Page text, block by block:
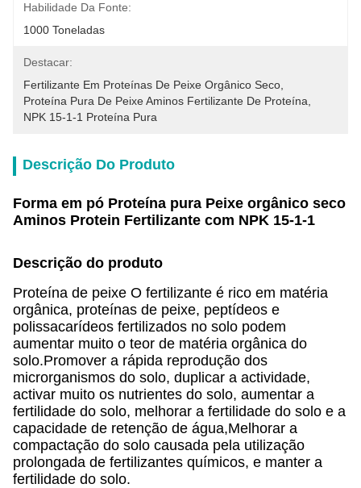
Habilidade Da Fonte:
1000 Toneladas
Destacar:
Fertilizante Em Proteínas De Peixe Orgânico Seco
Proteína Pura De Peixe Aminos Fertilizante De Proteína
NPK 15-1-1 Proteína Pura
Descrição Do Produto
Forma em pó Proteína pura Peixe orgânico seco
Aminos Protein Fertilizante com NPK 15-1-1
Descrição do produto
Proteína de peixe O fertilizante é rico em matéria
orgânica, proteínas de peixe, peptídeos e
polissacarídeos fertilizados no solo podem
aumentar muito o teor de matéria orgânica do
solo.Promover a rápida reprodução dos
microrganismos do solo, duplicar a actividade,
activar muito os nutrientes do solo, aumentar a
fertilidade do solo, melhorar a fertilidade do solo e a
capacidade de retenção de água,Melhorar a
compactação do solo causada pela utilização
prolongada de fertilizantes químicos, e manter a
fertilidade do solo.